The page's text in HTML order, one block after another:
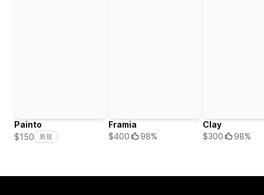
Painto
$150
新規
Framia
$400
98%
Clay
$300
98%